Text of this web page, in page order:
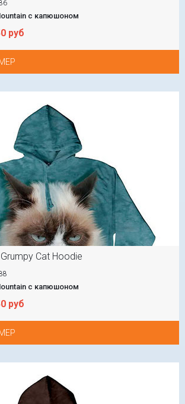
с капюшоном
руб
Cat Hoodie
с капюшоном
руб